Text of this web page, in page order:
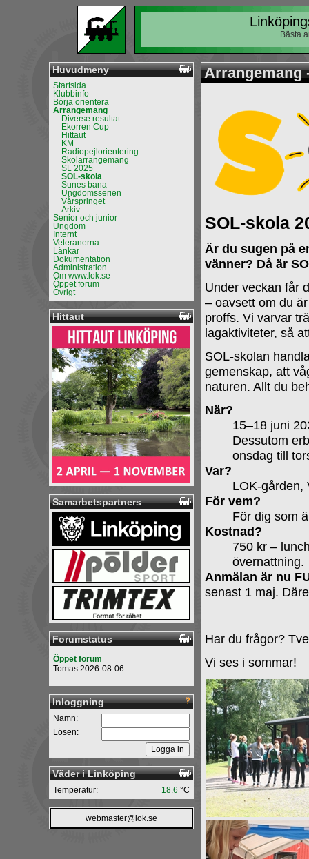
Bästa
Huvudmeny
Startsida
Klubbinfo
Börja orientera
Arrangemang
Diverse resultat
Ekorren Cup
Hittaut
KM
Radiopejlorientering
Skolarrangemang
SL 2025
SOL-skola
Sunes bana
Ungdomsserien
Vårspringet
Arkiv
Senior och junior
Ungdom
Internt
Veteranerna
Länkar
Dokumentation
Administration
Om www.lok.se
Öppet forum
Övrigt
Hittaut
Samarbetspartners
Forumstatus
Öppet forum
Tomas 2026-08-06
Inloggning
Namn:
Lösen:
Väder i Linköping
18.6 °C
Temperatur:
webmaster@lok.se
Arrangemang
SOL-skola
Är du sugen på
vänner? Då är
Under veckan får
– oavsett om du
proffs. Vi varvar
lagaktiviteter, så
SOL-skolan
gemenskap, att
naturen. Allt du
När?
15–18 juni
Dessutom
onsdag till
Var?
LOK-gården,
För vem?
För dig som
Kostnad?
750 kr –
övernattning.
Anmälan är nu
senast 1 maj.
Har du frågor?
Vi ses i sommar!